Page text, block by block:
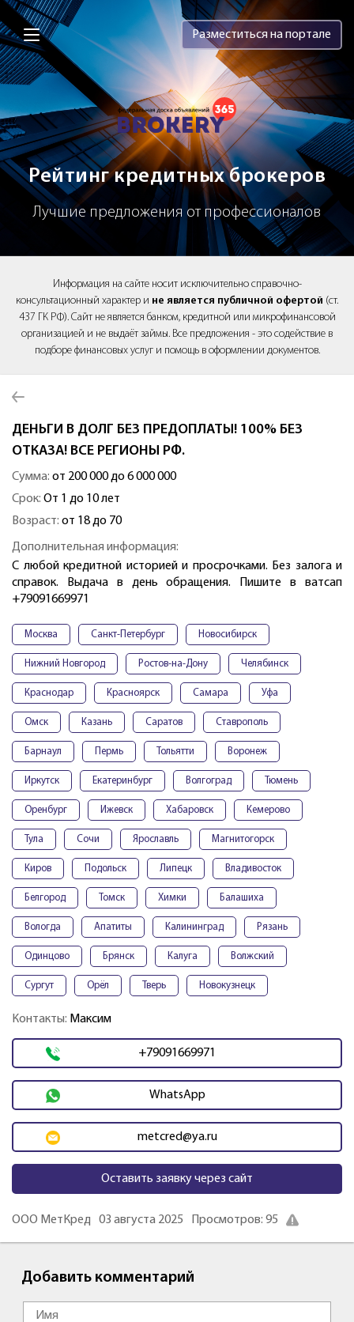
Brokery365 - Рейтинг кредитных
Разместиться на портале
Рейтинг кредитных брокеров
Лучшие предложения от профессионалов
Информация на сайте носит исключительно справочно-
консультационный характер и не является публичной офертой (ст.
437 ГК РФ). Сайт не является банком, кредитной или микрофинансовой
организацией и не выдаёт займы. Все предложения - это содействие в
подборе финансовых услуг и помощь в оформлении документов.
ДЕНЬГИ В ДОЛГ БЕЗ ПРЕДОПЛАТЫ! 100% БЕЗ
ОТКАЗА! ВСЕ РЕГИОНЫ РФ.
Сумма: от 200 000 до 6 000 000
Срок: От 1 до 10 лет
Возраст: от 18 до 70
Дополнительная информация:
С любой кредитной историей и просрочками. Без залога и
справок. Выдача в день обращения. Пишите в ватcaп
+79091669971
Москва Санкт-Петербург Новосибирск
Нижний Новгород Ростов-на-Дону Челябинск
Краснодар Красноярск Самара Уфа
Омск Казань Саратов Ставрополь
Барнаул Пермь Тольятти Воронеж
Иркутск Екатеринбург Волгоград Тюмень
Оренбург Ижевск Хабаровск Кемерово
Тула Сочи Ярославль Магнитогорск
Киров Подольск Липецк Владивосток
Белгород Томск Химки Балашиха
Вологда Апатиты Калининград Рязань
Одинцово Брянск Калуга Волжский
Сургут Орёл Тверь Новокузнецк
Контакты: Максим
+79091669971
WhatsApp
metcred@ya.ru
Оставить заявку через сайт
ООО МетКред 03 августа 2025 Просмотров: 95
Добавить комментарий